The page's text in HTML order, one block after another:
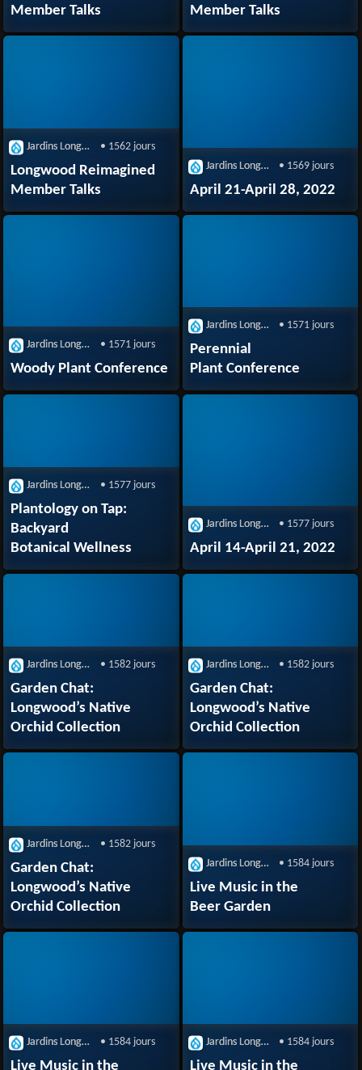
Member Talks
Member Talks
Jardins Longwood • 1562 jours
Longwood Reimagined
Member Talks
Jardins Longwood • 1569 jours
April 21-April 28, 2022
Jardins Longwood • 1571 jours
Woody Plant Conference
Jardins Longwood • 1571 jours
Perennial
Plant Conference
Jardins Longwood • 1577 jours
Plantology on Tap:
Backyard
Botanical Wellness
Jardins Longwood • 1577 jours
April 14-April 21, 2022
Jardins Longwood • 1582 jours
Garden Chat:
Longwood’s Native
Orchid Collection
Jardins Longwood • 1582 jours
Garden Chat:
Longwood’s Native
Orchid Collection
Jardins Longwood • 1582 jours
Garden Chat:
Longwood’s Native
Orchid Collection
Jardins Longwood • 1584 jours
Live Music in the
Beer Garden
Jardins Longwood • 1584 jours
Live Music in the
Jardins Longwood • 1584 jours
Live Music in the